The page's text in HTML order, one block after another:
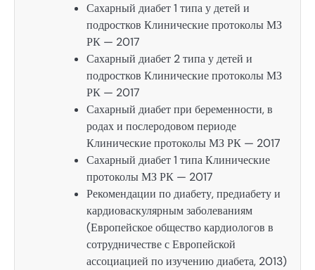
Сахарный диабет 1 типа у детей и
подростков Клинические протоколы МЗ
РК — 2017
Сахарный диабет 2 типа у детей и
подростков Клинические протоколы МЗ
РК — 2017
Сахарный диабет при беременности, в
родах и послеродовом периоде
Клинические протоколы МЗ РК — 2017
Сахарный диабет 1 типа Клинические
протоколы МЗ РК — 2017
Рекомендации по диабету, предиабету и
кардиоваскулярным заболеваниям
(Европейское общество кардиологов в
сотрудничестве с Европейской
ассоциацией по изучению диабета, 2013)